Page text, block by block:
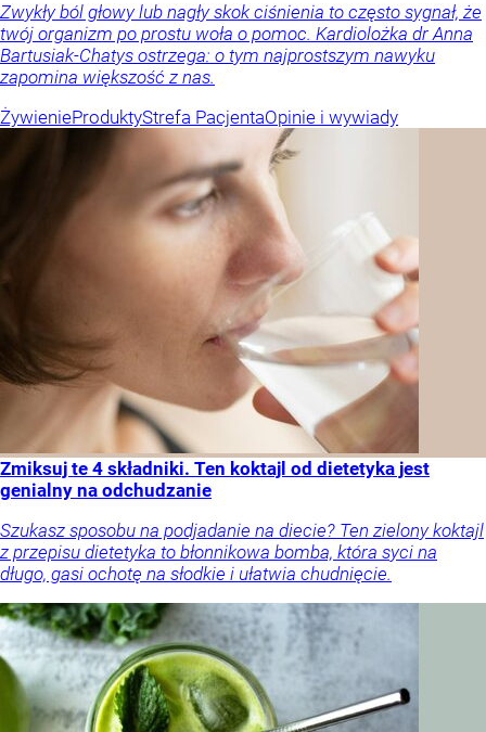
Zwykły ból głowy lub nagły skok ciśnienia to często sygnał, że
twój organizm po prostu woła o pomoc. Kardiolożka dr Anna
Bartusiak-Chatys ostrzega: o tym najprostszym nawyku
zapomina większość z nas.
ŻywienieProduktyStrefa PacjentaOpinie i wywiady
Zmiksuj te 4 składniki. Ten koktajl od dietetyka jest
genialny na odchudzanie
Szukasz sposobu na podjadanie na diecie? Ten zielony koktajl
z przepisu dietetyka to błonnikowa bomba, która syci na
długo, gasi ochotę na słodkie i ułatwia chudnięcie.